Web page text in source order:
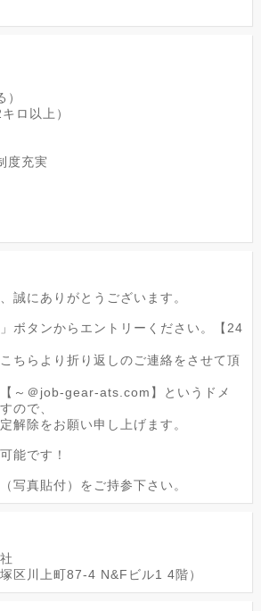
ロ以上）
度充実
誠にありがとうございます。
ボタンからエントリーください。【24
ちらより折り返しのご連絡をさせて頂
～＠job-gear-ats.com】というドメ
ので、
解除をお願い申し上げます。
能です！
写真貼付）をご持参下さい。
区川上町87-4 N&Fビル1 4階）